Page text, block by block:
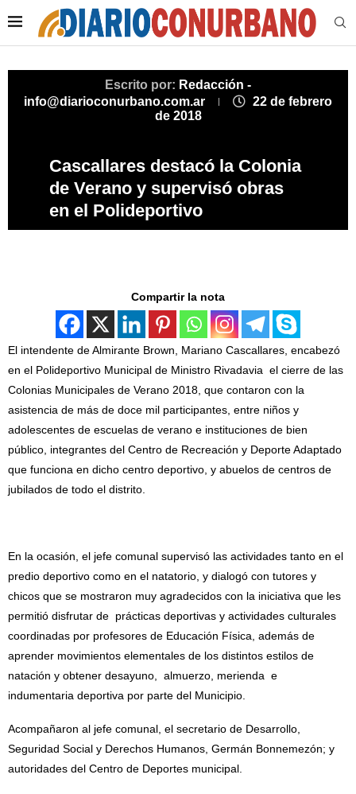
Escrito por: Redacción -
info@diarioconurbano.com.ar
22 de febrero
de 2018
Cascallares destacó la Colonia
de Verano y supervisó obras
en el Polideportivo
Compartir la nota
El intendente de Almirante Brown, Mariano Cascallares, encabezó
en el Polideportivo Municipal de Ministro Rivadavia el cierre de las
Colonias Municipales de Verano 2018, que contaron con la
asistencia de más de doce mil participantes, entre niños y
adolescentes de escuelas de verano e instituciones de bien
público, integrantes del Centro de Recreación y Deporte Adaptado
que funciona en dicho centro deportivo, y abuelos de centros de
jubilados de todo el distrito.
En la ocasión, el jefe comunal supervisó las actividades tanto en el
predio deportivo como en el natatorio, y dialogó con tutores y
chicos que se mostraron muy agradecidos con la iniciativa que les
permitió disfrutar de prácticas deportivas y actividades culturales
coordinadas por profesores de Educación Física, además de
aprender movimientos elementales de los distintos estilos de
natación y obtener desayuno, almuerzo, merienda e
indumentaria deportiva por parte del Municipio.
Acompañaron al jefe comunal, el secretario de Desarrollo,
Seguridad Social y Derechos Humanos, Germán Bonnemezón; y
autoridades del Centro de Deportes municipal.